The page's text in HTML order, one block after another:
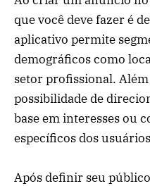
que você deve fazer é
aplicativo permite
demográficos como
setor profissional.
possibilidade de
base em interesses ou
específicos dos
Após definir seu